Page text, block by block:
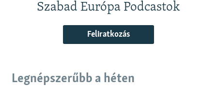
Szabad Európa Podcastok
Feliratkozás
Legnépszerűbb a héten